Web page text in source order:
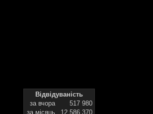
Відвідуваність
за вчора
517 980
за місяць
12 586 370